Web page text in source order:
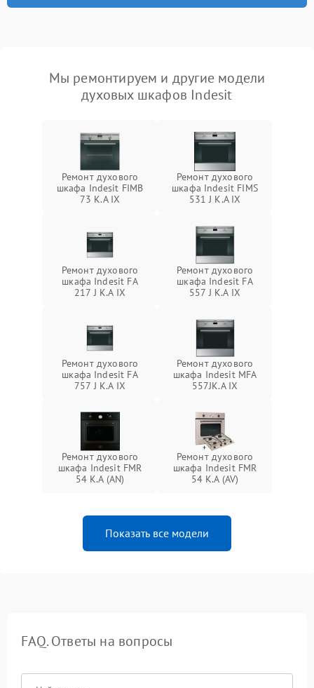
Мы ремонтируем и другие модели
духовых шкафов Indesit
Ремонт духового
шкафа Indesit FIMB
73 K.A IX
Ремонт духового
шкафа Indesit FIMS
531 J K.A IX
Ремонт духового
шкафа Indesit FA
217 J K.A IX
Ремонт духового
шкафа Indesit FA
557 J K.A IX
Ремонт духового
шкафа Indesit FA
757 J K.A IX
Ремонт духового
шкафа Indesit MFA
557JK.A IX
Ремонт духового
шкафа Indesit FMR
54 K.A (AN)
Ремонт духового
шкафа Indesit FMR
54 K.A (AV)
Показать все модели
FAQ. Ответы на вопросы